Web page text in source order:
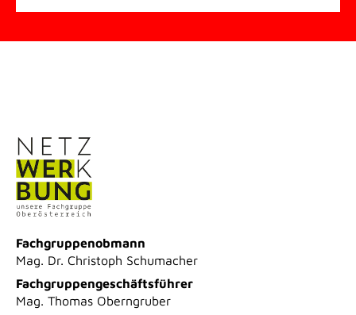
Fachgruppenobmann
Mag. Dr. Christoph Schumacher
Fachgruppengeschäftsführer
Mag. Thomas Oberngruber